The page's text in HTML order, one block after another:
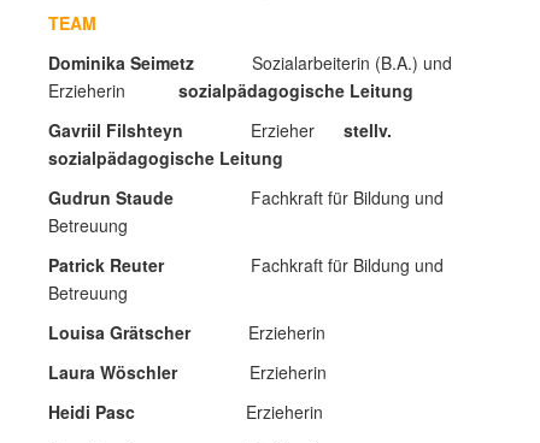
TEAM
Dominika Seimetz
Sozialarbeiterin (B.A.) und
Erzieherin sozialpädagogische Leitung
Gavriil Filshteyn Erzieher
stellv.
sozialpädagogische Leitung
Gudrun Staude
Fachkraft für Bildung und
Betreuung
Patrick ReuterFachkraft für Bildung und
Betreuung
Louisa GrätscherErzieherin
Laura WöschlerErzieherin
Heidi Pasc Erzieherin